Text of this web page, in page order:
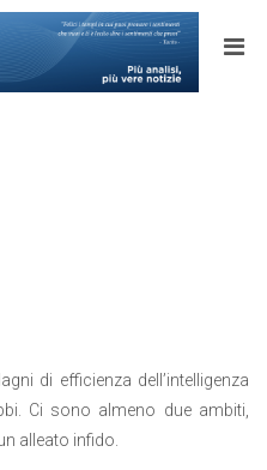
di efficienza dell’intelligenza
Ci sono almeno due ambiti,
alleato infido.